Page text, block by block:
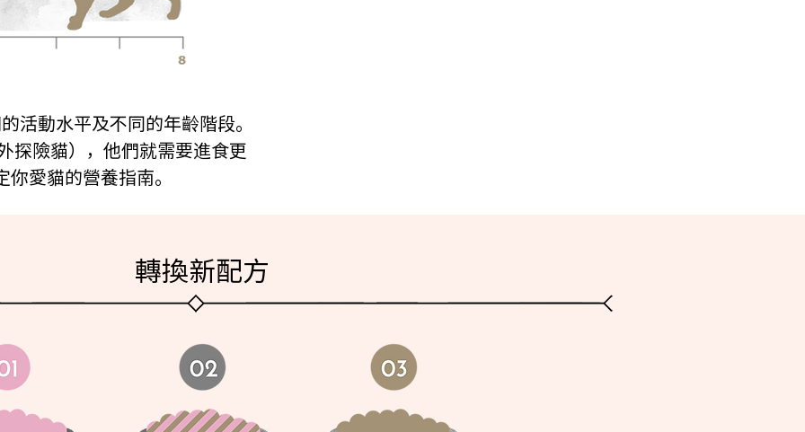
活動水平及不同的年齡階段。
探險貓），他們就需要進食更
愛貓的營養指南。
轉換新配方